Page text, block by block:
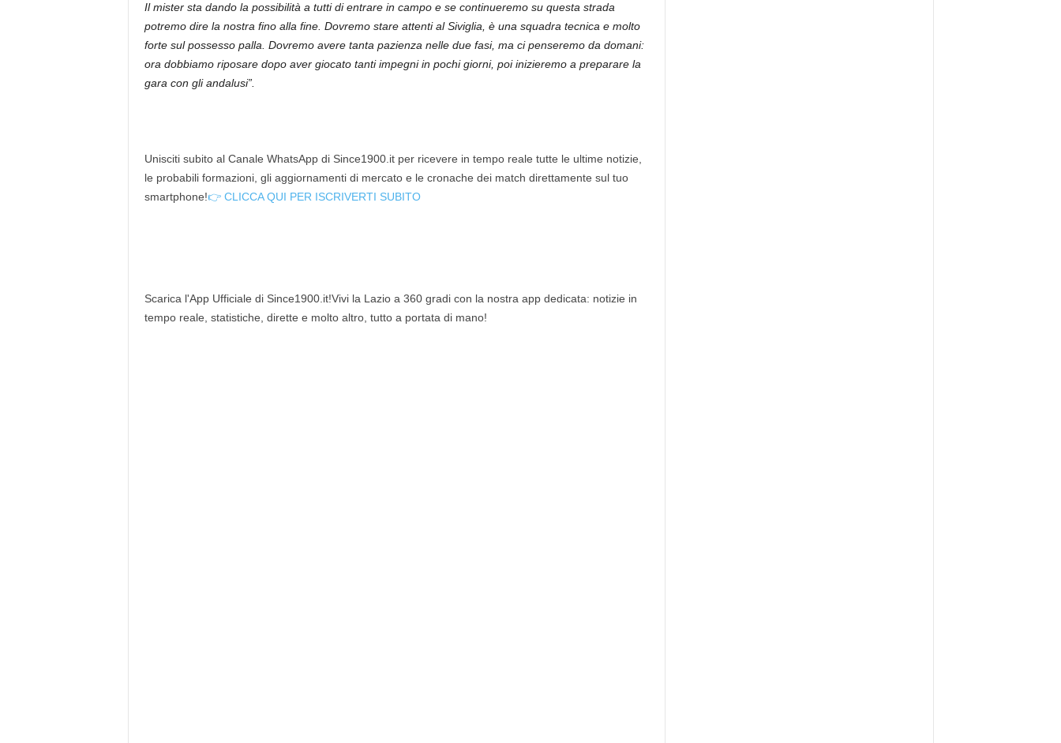
Il mister sta dando la possibilità a tutti di entrare in campo e se continueremo su questa strada
potremo dire la nostra fino alla fine. Dovremo stare attenti al Siviglia, è una squadra tecnica e molto
forte sul possesso palla. Dovremo avere tanta pazienza nelle due fasi, ma ci penseremo da domani:
ora dobbiamo riposare dopo aver giocato tanti impegni in pochi giorni, poi inizieremo a preparare la
gara con gli andalusi”.
Unisciti subito al Canale WhatsApp di Since1900.it per ricevere in tempo reale tutte le ultime notizie,
le probabili formazioni, gli aggiornamenti di mercato e le cronache dei match direttamente sul tuo
smartphone!👉 CLICCA QUI PER ISCRIVERTI SUBITO
Scarica l'App Ufficiale di Since1900.it!Vivi la Lazio a 360 gradi con la nostra app dedicata: notizie in
tempo reale, statistiche, dirette e molto altro, tutto a portata di mano!